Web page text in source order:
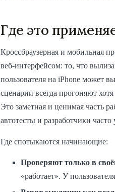
Где это
Кроссбраузерная и мобильная
веб-интерфейсом: то, что
пользователя на iPhone может
сценарии всегда прогоняют
Это заметная и ценимая часть
автотесты и разработчики часто
Где спотыкаются начинающие:
Проверяют только в
«работает». У